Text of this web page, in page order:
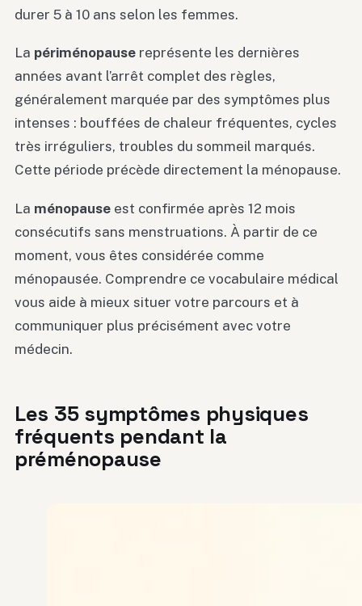
durer 5 à 10 ans selon les femmes.
La périménopause représente les dernières
années avant l’arrêt complet des règles,
généralement marquée par des symptômes plus
intenses : bouffées de chaleur fréquentes, cycles
très irréguliers, troubles du sommeil marqués.
Cette période précède directement la ménopause.
La ménopause est confirmée après 12 mois
consécutifs sans menstruations. À partir de ce
moment, vous êtes considérée comme
ménopausée. Comprendre ce vocabulaire médical
vous aide à mieux situer votre parcours et à
communiquer plus précisément avec votre
médecin.
Les 35 symptômes physiques
fréquents pendant la
préménopause